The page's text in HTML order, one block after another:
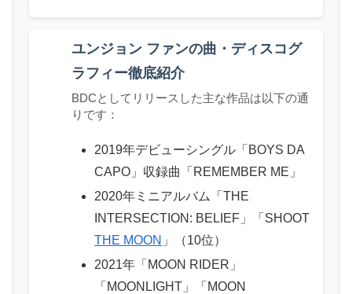
ユンジョン ファンの曲・ディスコグ
ラフィー徹底紹介
BDCとしてリリースした主な作品は以下の通
りです：
2019年デビューシングル「BOYS DA
CAPO」収録曲「REMEMBER ME」
2020年ミニアルバム「THE
INTERSECTION: BELIEF」「SHOOT
THE MOON 」（10位）
2021年「MOON RIDER」
「MOONLIGHT」「MOON